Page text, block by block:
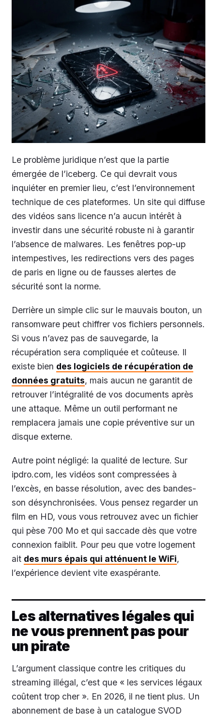
Le problème juridique n’est que la partie
émergée de l’iceberg. Ce qui devrait vous
inquiéter en premier lieu, c’est l’environnement
technique de ces plateformes. Un site qui diffuse
des vidéos sans licence n’a aucun intérêt à
investir dans une sécurité robuste ni à garantir
l’absence de malwares. Les fenêtres pop-up
intempestives, les redirections vers des pages
de paris en ligne ou de fausses alertes de
sécurité sont la norme.
Derrière un simple clic sur le mauvais bouton, un
ransomware peut chiffrer vos fichiers personnels.
Si vous n’avez pas de sauvegarde, la
récupération sera compliquée et coûteuse. Il
existe bien des logiciels de récupération de
données gratuits, mais aucun ne garantit de
retrouver l’intégralité de vos documents après
une attaque. Même un outil performant ne
remplacera jamais une copie préventive sur un
disque externe.
Autre point négligé: la qualité de lecture. Sur
ipdro.com, les vidéos sont compressées à
l’excès, en basse résolution, avec des bandes-
son désynchronisées. Vous pensez regarder un
film en HD, vous vous retrouvez avec un fichier
qui pèse 700 Mo et qui saccade dès que votre
connexion faiblit. Pour peu que votre logement
ait des murs épais qui atténuent le WiFi,
l’expérience devient vite exaspérante.
Les alternatives légales qui
ne vous prennent pas pour
un pirate
L’argument classique contre les critiques du
streaming illégal, c’est que « les services légaux
coûtent trop cher ». En 2026, il ne tient plus. Un
abonnement de base à un catalogue SVOD